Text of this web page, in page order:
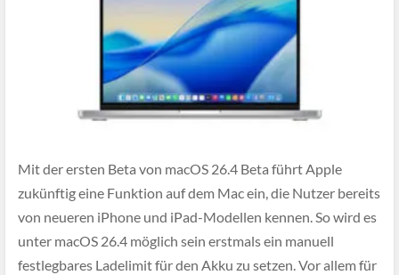
Mit der ersten Beta von macOS 26.4 Beta führt Apple
zukünftig eine Funktion auf dem Mac ein, die Nutzer bereits
von neueren iPhone und iPad-Modellen kennen. So wird es
unter macOS 26.4 möglich sein erstmals ein manuell
festlegbares Ladelimit für den Akku zu setzen. Vor allem für